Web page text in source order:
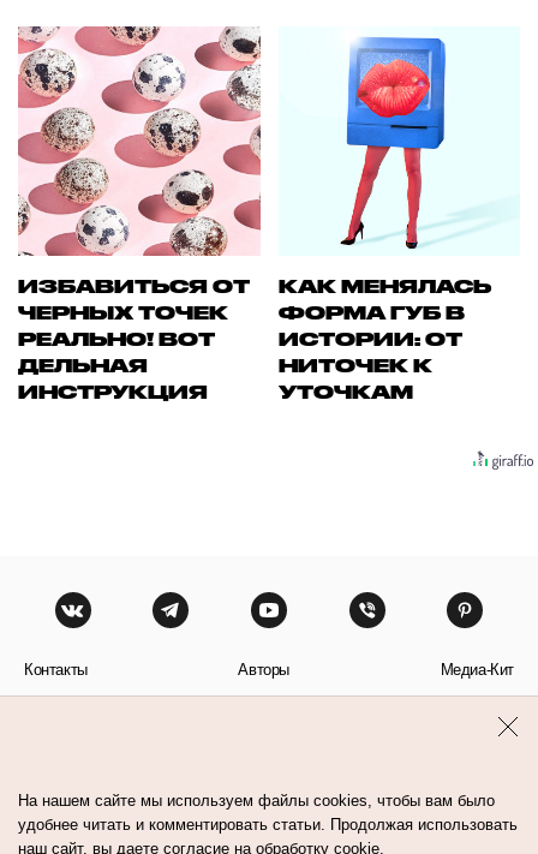
ИЗБАВИТЬСЯ ОТ
ЧЕРНЫХ ТОЧЕК
РЕАЛЬНО! ВОТ
ДЕЛЬНАЯ
ИНСТРУКЦИЯ
КАК МЕНЯЛАСЬ
ФОРМА ГУБ В
ИСТОРИИ: ОТ
НИТОЧЕК К
УТОЧКАМ
Контакты Авторы Медиа-Кит
На нашем сайте мы используем файлы cookies, чтобы вам было
удобнее читать и комментировать статьи. Продолжая использовать
наш сайт, вы даете согласие на обработку cookie.